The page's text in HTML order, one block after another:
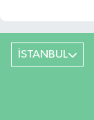
İSTANBUL